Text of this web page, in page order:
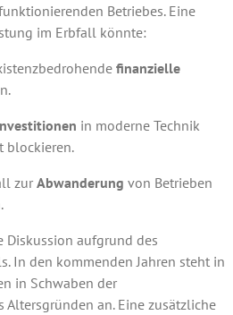
Betriebes. Eine
im Erbfall könnte:
finanzielle
in moderne Technik
blockieren.
zur Abwanderung von Betrieben
Diskussion aufgrund des
In den kommenden Jahren steht in
in Schwaben der
Altersgründen an. Eine zusätzliche